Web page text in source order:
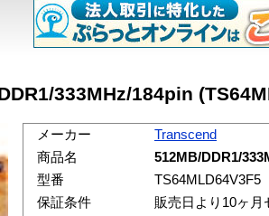
333MHz/184pin
メーカー
Transcend
商品名
512MB/DDR1/
型番
TS64MLD64V3F5
保証条件
販売日より10ヶ月